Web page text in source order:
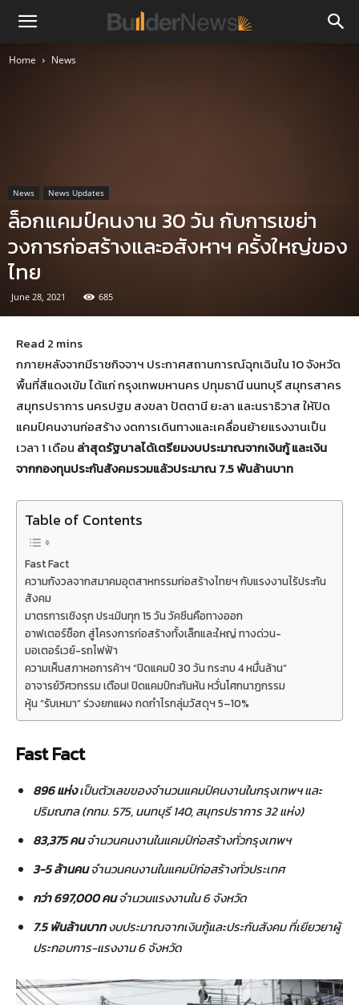
Home News
News News Updates
ล็อกแคมป์คนงาน 30 วัน กับการเขย่า
วงการก่อสร้างและอสังหาฯ ครั้งใหญ่ของ
ไทย
June 28, 2021 685
กภายหลังจากมีราชกิจจาฯ ประกาศสถานการณ์ฉุกเฉินใน 10 จังหวัด
พื้นที่สีแดงเข้ม ได้แก่ กรุงเทพมหานคร ปทุมธานี นนทบุรี สมุทรสาคร
สมุทรปราการ นครปฐม สงขลา ปัตตานี ยะลา และนราธิวาส ให้ปิด
แคมป์คนงานก่อสร้าง งดการเดินทางและเคลื่อนย้ายแรงงานเป็น
เวลา 1 เดือน ล่าสุดรัฐบาลได้เตรียมงบประมาณจากเงินกู้ และเงิน
จากกองทุนประกันสังคมรวมแล้วประมาณ 7.5 พันล้านบาท
Table of Contents
Fast Fact
ความกังวลจากสมาคมอุตสาหกรรมก่อสร้างไทยฯ กับแรงงานไร้ประกัน
สังคม
มาตรการเชิงรุก ประเมินทุก 15 วัน วัคซีนคือทางออก
อาฟเตอร์ช็อก สู่โครงการก่อสร้างทั้งเล็กและใหญ่ ทางด่วน-
มอเตอร์เวย์-รถไฟฟ้า
ความเห็นสภาหอการค้าฯ “ปิดแคมป์ 30 วัน กระทบ 4 หมื่นล้าน”
อาจารย์วิศวกรรม เตือน! ปิดแคมป์กะทันหัน หวั่นโศกนาฏกรรม
หุ้น “รับเหมา” ร่วงยกแผง กดกำไรกลุ่มวัสดุฯ 5–10%
Fast Fact
896แห่งเป็นตัวเลขของจำนวนแคมป์คนงานในกรุงเทพฯ และ
ปริมณฑล (กทม. 575,นนทบุรี140,สมุทรปราการ 32 แห่ง)
83,375คนจำนวนคนงานในแคมป์ก่อสร้างทั่วกรุงเทพฯ
3-5 ล้านคนจำนวนคนงานในแคมป์ก่อสร้างทั่วประเทศ
กว่า 697,000คนจำนวนแรงงานใน 6 จังหวัด
7.5 พันล้านบาทงบประมาณจากเงินกู้และประกันสังคม ที่เยียวยาผู้
ประกอบการ-แรงงาน 6 จังหวัด